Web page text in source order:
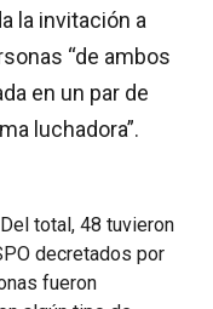
la invitación a
“de ambos
en un par de
luchadora”.
total, 48 tuvieron
decretados por
fueron